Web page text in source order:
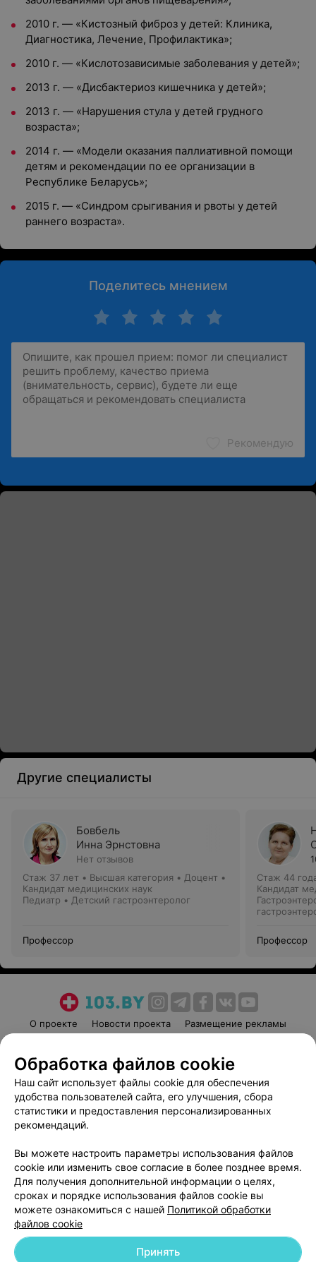
2010 г. — «Кистозный фиброз у детей: Клиника,
Диагностика, Лечение, Профилактика»;
2010 г. — «Кислотозависимые заболевания у детей»;
2013 г. — «Дисбактериоз кишечника у детей»;
2013 г. — «Нарушения стула у детей грудного
возраста»;
2014 г. — «Модели оказания паллиативной помощи
детям и рекомендации по ее организации в
Республике Беларусь»;
2015 г. — «Синдром срыгивания и рвоты у детей
раннего возраста».
Поделитесь мнением
Рекомендую
Другие специалисты
Бовбель
Инна Эрнстовна
Нет отзывов
Стаж 37 лет • Высшая категория • Доцент •
Кандидат медицинских наук
Педиатр • Детский гастроэнтеролог
Профессор
Стаж 44
Кандидат
Профессор
О проекте Новости проекта
Размещение рекламы
Пользовательское соглашение
Способы оплаты
Вакансии
Партнеры
Написать руководителю 103.by
Обработка персональных данных
© 2026 ООО «Артокс Лаб», УНП 191700409 | 220012, Республика Беларусь,
Обработка файлов cookie
Наш сайт использует файлы cookie для обеспечения
удобства пользователей сайта, его улучшения, сбора
статистики и предоставления персонализированных
рекомендаций.
Вы можете настроить параметры использования файлов
cookie или изменить свое согласие в более позднее время.
Для получения дополнительной информации о целях,
сроках и порядке использования файлов cookie вы
можете ознакомиться с нашей Политикой обработки
файлов cookie
Принять